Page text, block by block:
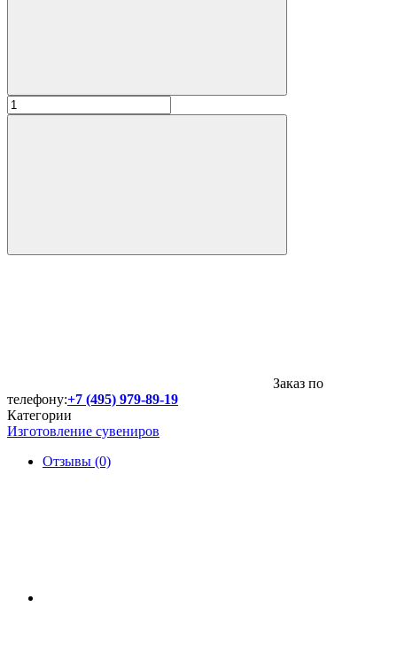
Заказ по
телефону:+7 (495) 979-89-19
Категории
Изготовление сувениров
Отзывы (0)